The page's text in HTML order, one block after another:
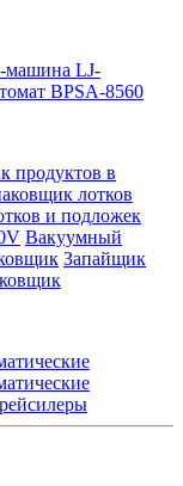
машина LJ-
BPSA-8560
продуктов в
лотков
и подложек
Вакуумный
Запайщик